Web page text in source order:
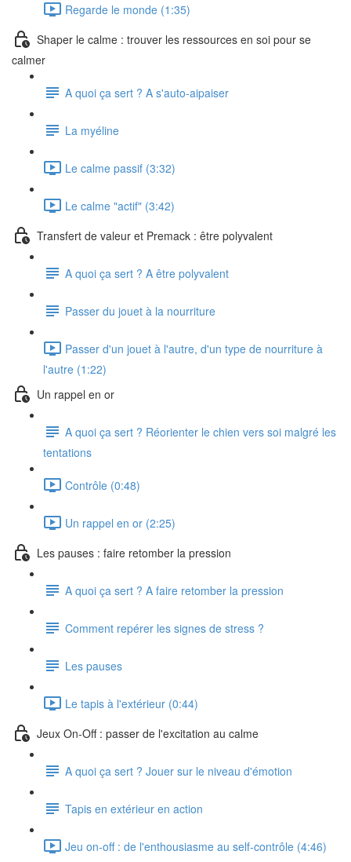
Regarde le monde (1:35)
Shaper le calme : trouver les ressources en soi pour se
calmer
A quoi ça sert ? A s'auto-aipaiser
La myéline
Le calme passif (3:32)
Le calme "actif" (3:42)
Transfert de valeur et Premack : être polyvalent
A quoi ça sert ? A être polyvalent
Passer du jouet à la nourriture
Passer d'un jouet à l'autre, d'un type de nourriture à
l'autre (1:22)
Un rappel en or
A quoi ça sert ? Réorienter le chien vers soi malgré les
tentations
Contrôle (0:48)
Un rappel en or (2:25)
Les pauses : faire retomber la pression
A quoi ça sert ? A faire retomber la pression
Comment repérer les signes de stress ?
Les pauses
Le tapis à l'extérieur (0:44)
Jeux On-Off : passer de l'excitation au calme
A quoi ça sert ? Jouer sur le niveau d'émotion
Tapis en extérieur en action
Jeu on-off : de l'enthousiasme au self-contrôle (4:46)